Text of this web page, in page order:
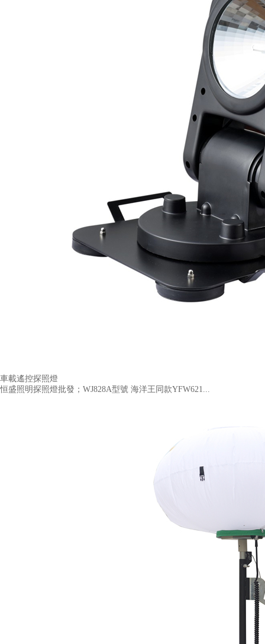
車載遙控探照燈
恒盛照明探照燈批發；WJ828A型號 海洋王同款YFW621...